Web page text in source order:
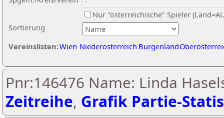
Sortierung
Nur "österreichische" Spieler
Vereinslisten:Wien Niederösterreich Burgenland
Pnr:146476 Name: Linda
Zeitreihe, Grafik Partie-